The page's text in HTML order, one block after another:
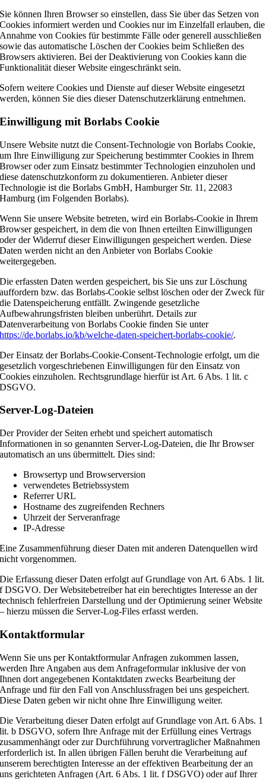
Sie können Ihren Browser so einstellen, dass Sie über das Setzen von
Cookies informiert werden und Cookies nur im Einzelfall erlauben, die
Annahme von Cookies für bestimmte Fälle oder generell ausschließen
sowie das automatische Löschen der Cookies beim Schließen des
Browsers aktivieren. Bei der Deaktivierung von Cookies kann die
Funktionalität dieser Website eingeschränkt sein.
Sofern weitere Cookies und Dienste auf dieser Website eingesetzt
werden, können Sie dies dieser Datenschutzerklärung entnehmen.
Einwilligung mit Borlabs Cookie
Unsere Website nutzt die Consent-Technologie von Borlabs Cookie,
um Ihre Einwilligung zur Speicherung bestimmter Cookies in Ihrem
Browser oder zum Einsatz bestimmter Technologien einzuholen und
diese datenschutzkonform zu dokumentieren. Anbieter dieser
Technologie ist die Borlabs GmbH, Hamburger Str. 11, 22083
Hamburg (im Folgenden Borlabs).
Wenn Sie unsere Website betreten, wird ein Borlabs-Cookie in Ihrem
Browser gespeichert, in dem die von Ihnen erteilten Einwilligungen
oder der Widerruf dieser Einwilligungen gespeichert werden. Diese
Daten werden nicht an den Anbieter von Borlabs Cookie
weitergegeben.
Die erfassten Daten werden gespeichert, bis Sie uns zur Löschung
auffordern bzw. das Borlabs-Cookie selbst löschen oder der Zweck für
die Datenspeicherung entfällt. Zwingende gesetzliche
Aufbewahrungsfristen bleiben unberührt. Details zur
Datenverarbeitung von Borlabs Cookie finden Sie unter
https://de.borlabs.io/kb/welche-daten-speichert-borlabs-cookie/.
Der Einsatz der Borlabs-Cookie-Consent-Technologie erfolgt, um die
gesetzlich vorgeschriebenen Einwilligungen für den Einsatz von
Cookies einzuholen. Rechtsgrundlage hierfür ist Art. 6 Abs. 1 lit. c
DSGVO.
Server-Log-Dateien
Der Provider der Seiten erhebt und speichert automatisch
Informationen in so genannten Server-Log-Dateien, die Ihr Browser
automatisch an uns übermittelt. Dies sind:
Browsertyp und Browserversion
verwendetes Betriebssystem
Referrer URL
Hostname des zugreifenden Rechners
Uhrzeit der Serveranfrage
IP-Adresse
Eine Zusammenführung dieser Daten mit anderen Datenquellen wird
nicht vorgenommen.
Die Erfassung dieser Daten erfolgt auf Grundlage von Art. 6 Abs. 1 lit.
f DSGVO. Der Websitebetreiber hat ein berechtigtes Interesse an der
technisch fehlerfreien Darstellung und der Optimierung seiner Website
– hierzu müssen die Server-Log-Files erfasst werden.
Kontaktformular
Wenn Sie uns per Kontaktformular Anfragen zukommen lassen,
werden Ihre Angaben aus dem Anfrageformular inklusive der von
Ihnen dort angegebenen Kontaktdaten zwecks Bearbeitung der
Anfrage und für den Fall von Anschlussfragen bei uns gespeichert.
Diese Daten geben wir nicht ohne Ihre Einwilligung weiter.
Die Verarbeitung dieser Daten erfolgt auf Grundlage von Art. 6 Abs. 1
lit. b DSGVO, sofern Ihre Anfrage mit der Erfüllung eines Vertrags
zusammenhängt oder zur Durchführung vorvertraglicher Maßnahmen
erforderlich ist. In allen übrigen Fällen beruht die Verarbeitung auf
unserem berechtigten Interesse an der effektiven Bearbeitung der an
uns gerichteten Anfragen (Art. 6 Abs. 1 lit. f DSGVO) oder auf Ihrer